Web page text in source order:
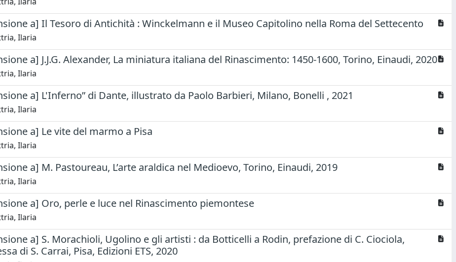
a] Il Tesoro di Antichità : Winckelmann e il Museo Capitolino nella Roma del Settecento
Ilaria
a] J.J.G. Alexander, La miniatura italiana del Rinascimento: 1450-1600, Torino, Einaudi, 2020
Ilaria
a] L'Inferno” di Dante, illustrato da Paolo Barbieri, Milano, Bonelli , 2021
Ilaria
a] Le vite del marmo a Pisa
Ilaria
a] M. Pastoureau, L’arte araldica nel Medioevo, Torino, Einaudi, 2019
Ilaria
a] Oro, perle e luce nel Rinascimento piemontese
Ilaria
a] S. Morachioli, Ugolino e gli artisti : da Botticelli a Rodin, prefazione di C. Ciociola,
di S. Carrai, Pisa, Edizioni ETS, 2020